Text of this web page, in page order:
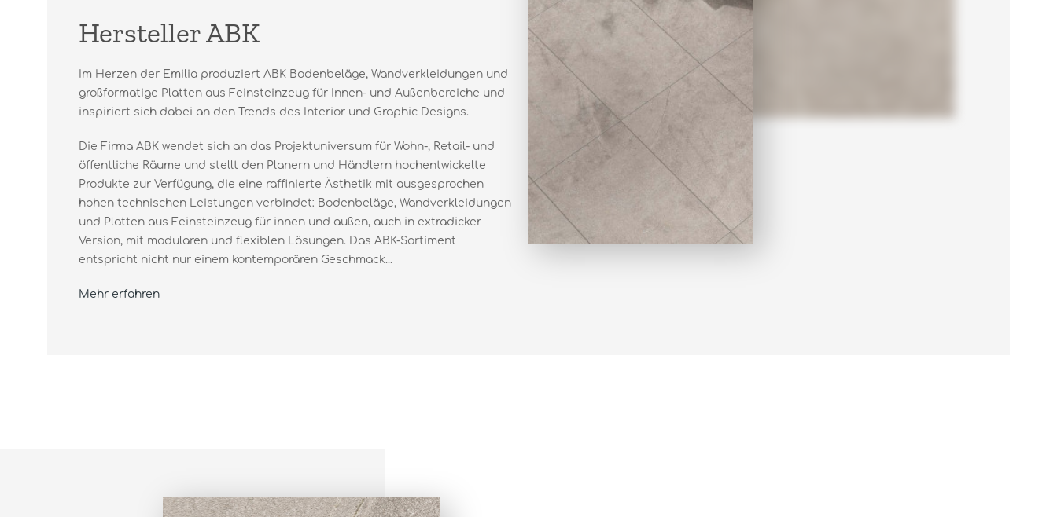
Hersteller ABK
Im Herzen der Emilia produziert ABK Bodenbeläge, Wandverkleidungen und
großformatige Platten aus Feinsteinzeug für Innen- und Außenbereiche und
inspiriert sich dabei an den Trends des Interior und Graphic Designs.
Die Firma ABK wendet sich an das Projektuniversum für Wohn-, Retail- und
öffentliche Räume und stellt den Planern und Händlern hochentwickelte
Produkte zur Verfügung, die eine raffinierte Ästhetik mit ausgesprochen
hohen technischen Leistungen verbindet: Bodenbeläge, Wandverkleidungen
und Platten aus Feinsteinzeug für innen und außen, auch in extradicker
Version, mit modularen und flexiblen Lösungen. Das ABK-Sortiment
entspricht nicht nur einem kontemporären Geschmack...
Mehr erfahren